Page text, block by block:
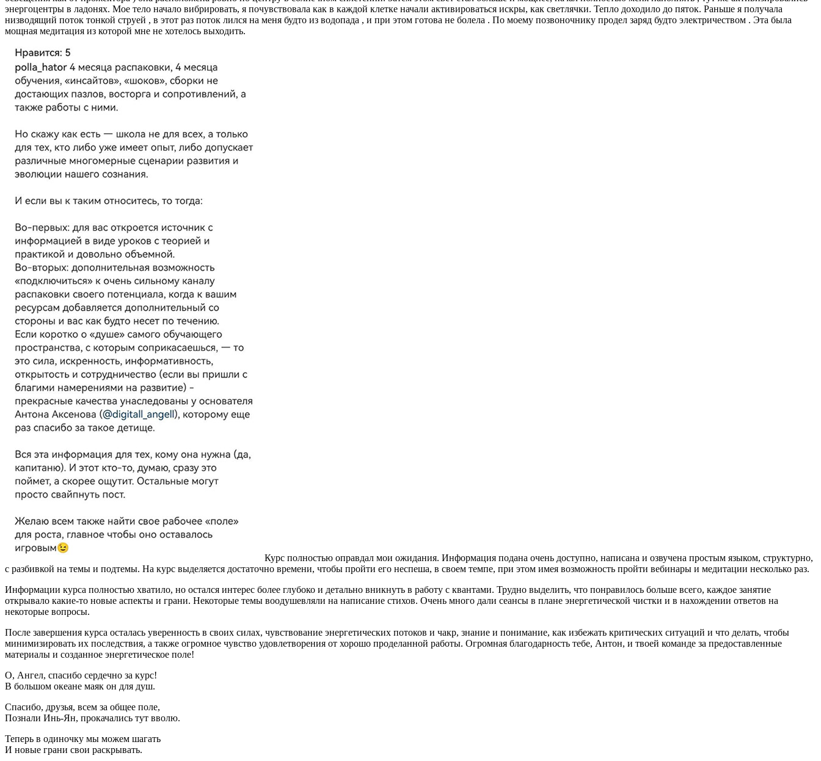
энергоцентры в ладонях. Мое тело начало вибрировать, я почувствовала как в каждой клетке начали активироваться искры, как светлячки. Тепло доходило до пяток. Раньше я получала
низводящий поток тонкой струей , в этот раз поток лился на меня будто из водопада , и при этом готова не болела . По моему позвоночнику продел заряд будто электричеством . Эта была
мощная медитация из которой мне не хотелось выходить.
Курс полностью оправдал мои ожидания. Информация подана очень доступно, написана и озвучена простым языком, структурно,
с разбивкой на темы и подтемы. На курс выделяется достаточно времени, чтобы пройти его неспеша, в своем темпе, при этом имея возможность пройти вебинары и медитации несколько раз.
Информации курса полностью хватило, но остался интерес более глубоко и детально вникнуть в работу с квантами. Трудно выделить, что понравилось больше всего, каждое занятие
открывало какие-то новые аспекты и грани. Некоторые темы воодушевляли на написание стихов. Очень много дали сеансы в плане энергетической чистки и в нахождении ответов на
некоторые вопросы.
После завершения курса осталась уверенность в своих силах, чувствование энергетических потоков и чакр, знание и понимание, как избежать критических ситуаций и что делать, чтобы
минимизировать их последствия, а также огромное чувство удовлетворения от хорошо проделанной работы. Огромная благодарность тебе, Антон, и твоей команде за предоставленные
материалы и созданное энергетическое поле!
О, Ангел, спасибо сердечно за курс!
В большом океане маяк он для душ.
Спасибо, друзья, всем за общее поле,
Познали Инь-Ян, прокачались тут вволю.
Теперь в одиночку мы можем шагать
И новые грани свои раскрывать.